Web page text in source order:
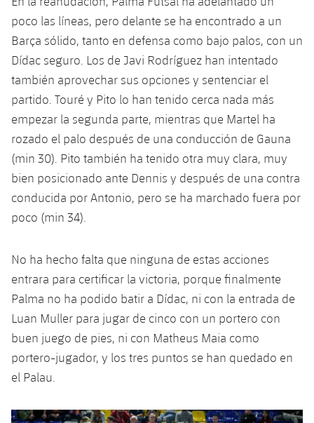
Fotos
Historia
Palmarés
Infantil
Alevín
plusicon
más
Actualidad
Masculino
Femenino
Agenda
Baloncesto en silla de ruedas
plusicon
más
Actualidad
Jugadores
Calendario
Resultados
Clasificaciones
Hockey sobre hielo
plusicon
más
Actualidad
Jugadores
Calendario
Resultados
Clasificaciones
Hockey hierba
plusicon
más
Noticias
Hockey Hierba Masculino
Hockey Hierba Femenino
Patinaje artístico
plusicon
más
Actualidad
Plantilla
Agenda
Escuela de Patinaje
Rugby
Actualidad
Jugadores
Calendario
Voleibol
Noticias
Voleibol masculino
Apúntate a las amateurs
plusicon
más
Apúntate a las amateurs
Carnet de las Secciones Amateurs
PLUSICON
MÁS
League of Legends
VALORANT Rising
poco las líneas, pero delante se ha encontrado a un
Barça sólido, tanto en defensa como bajo palos, con un
Dídac seguro. Los de Javi Rodríguez han intentado
también aprovechar sus opciones y sentenciar el
partido. Touré y Pito lo han tenido cerca nada más
empezar la segunda parte, mientras que Martel ha
rozado el palo después de una conducción de Gauna
(min 30). Pito también ha tenido otra muy clara, muy
bien posicionado ante Dennis y después de una contra
conducida por Antonio, pero se ha marchado fuera por
poco (min 34).
No ha hecho falta que ninguna de estas acciones
entrara para certificar la victoria, porque finalmente
Palma no ha podido batir a Dídac, ni con la entrada de
Luan Muller para jugar de cinco con un portero con
buen juego de pies, ni con Matheus Maia como
portero-jugador, y los tres puntos se han quedado en
el Palau.
Anterior
label.aria.chevronleft Siguiente